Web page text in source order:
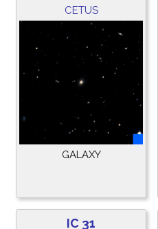
CETUS
GALAXY
IC 31